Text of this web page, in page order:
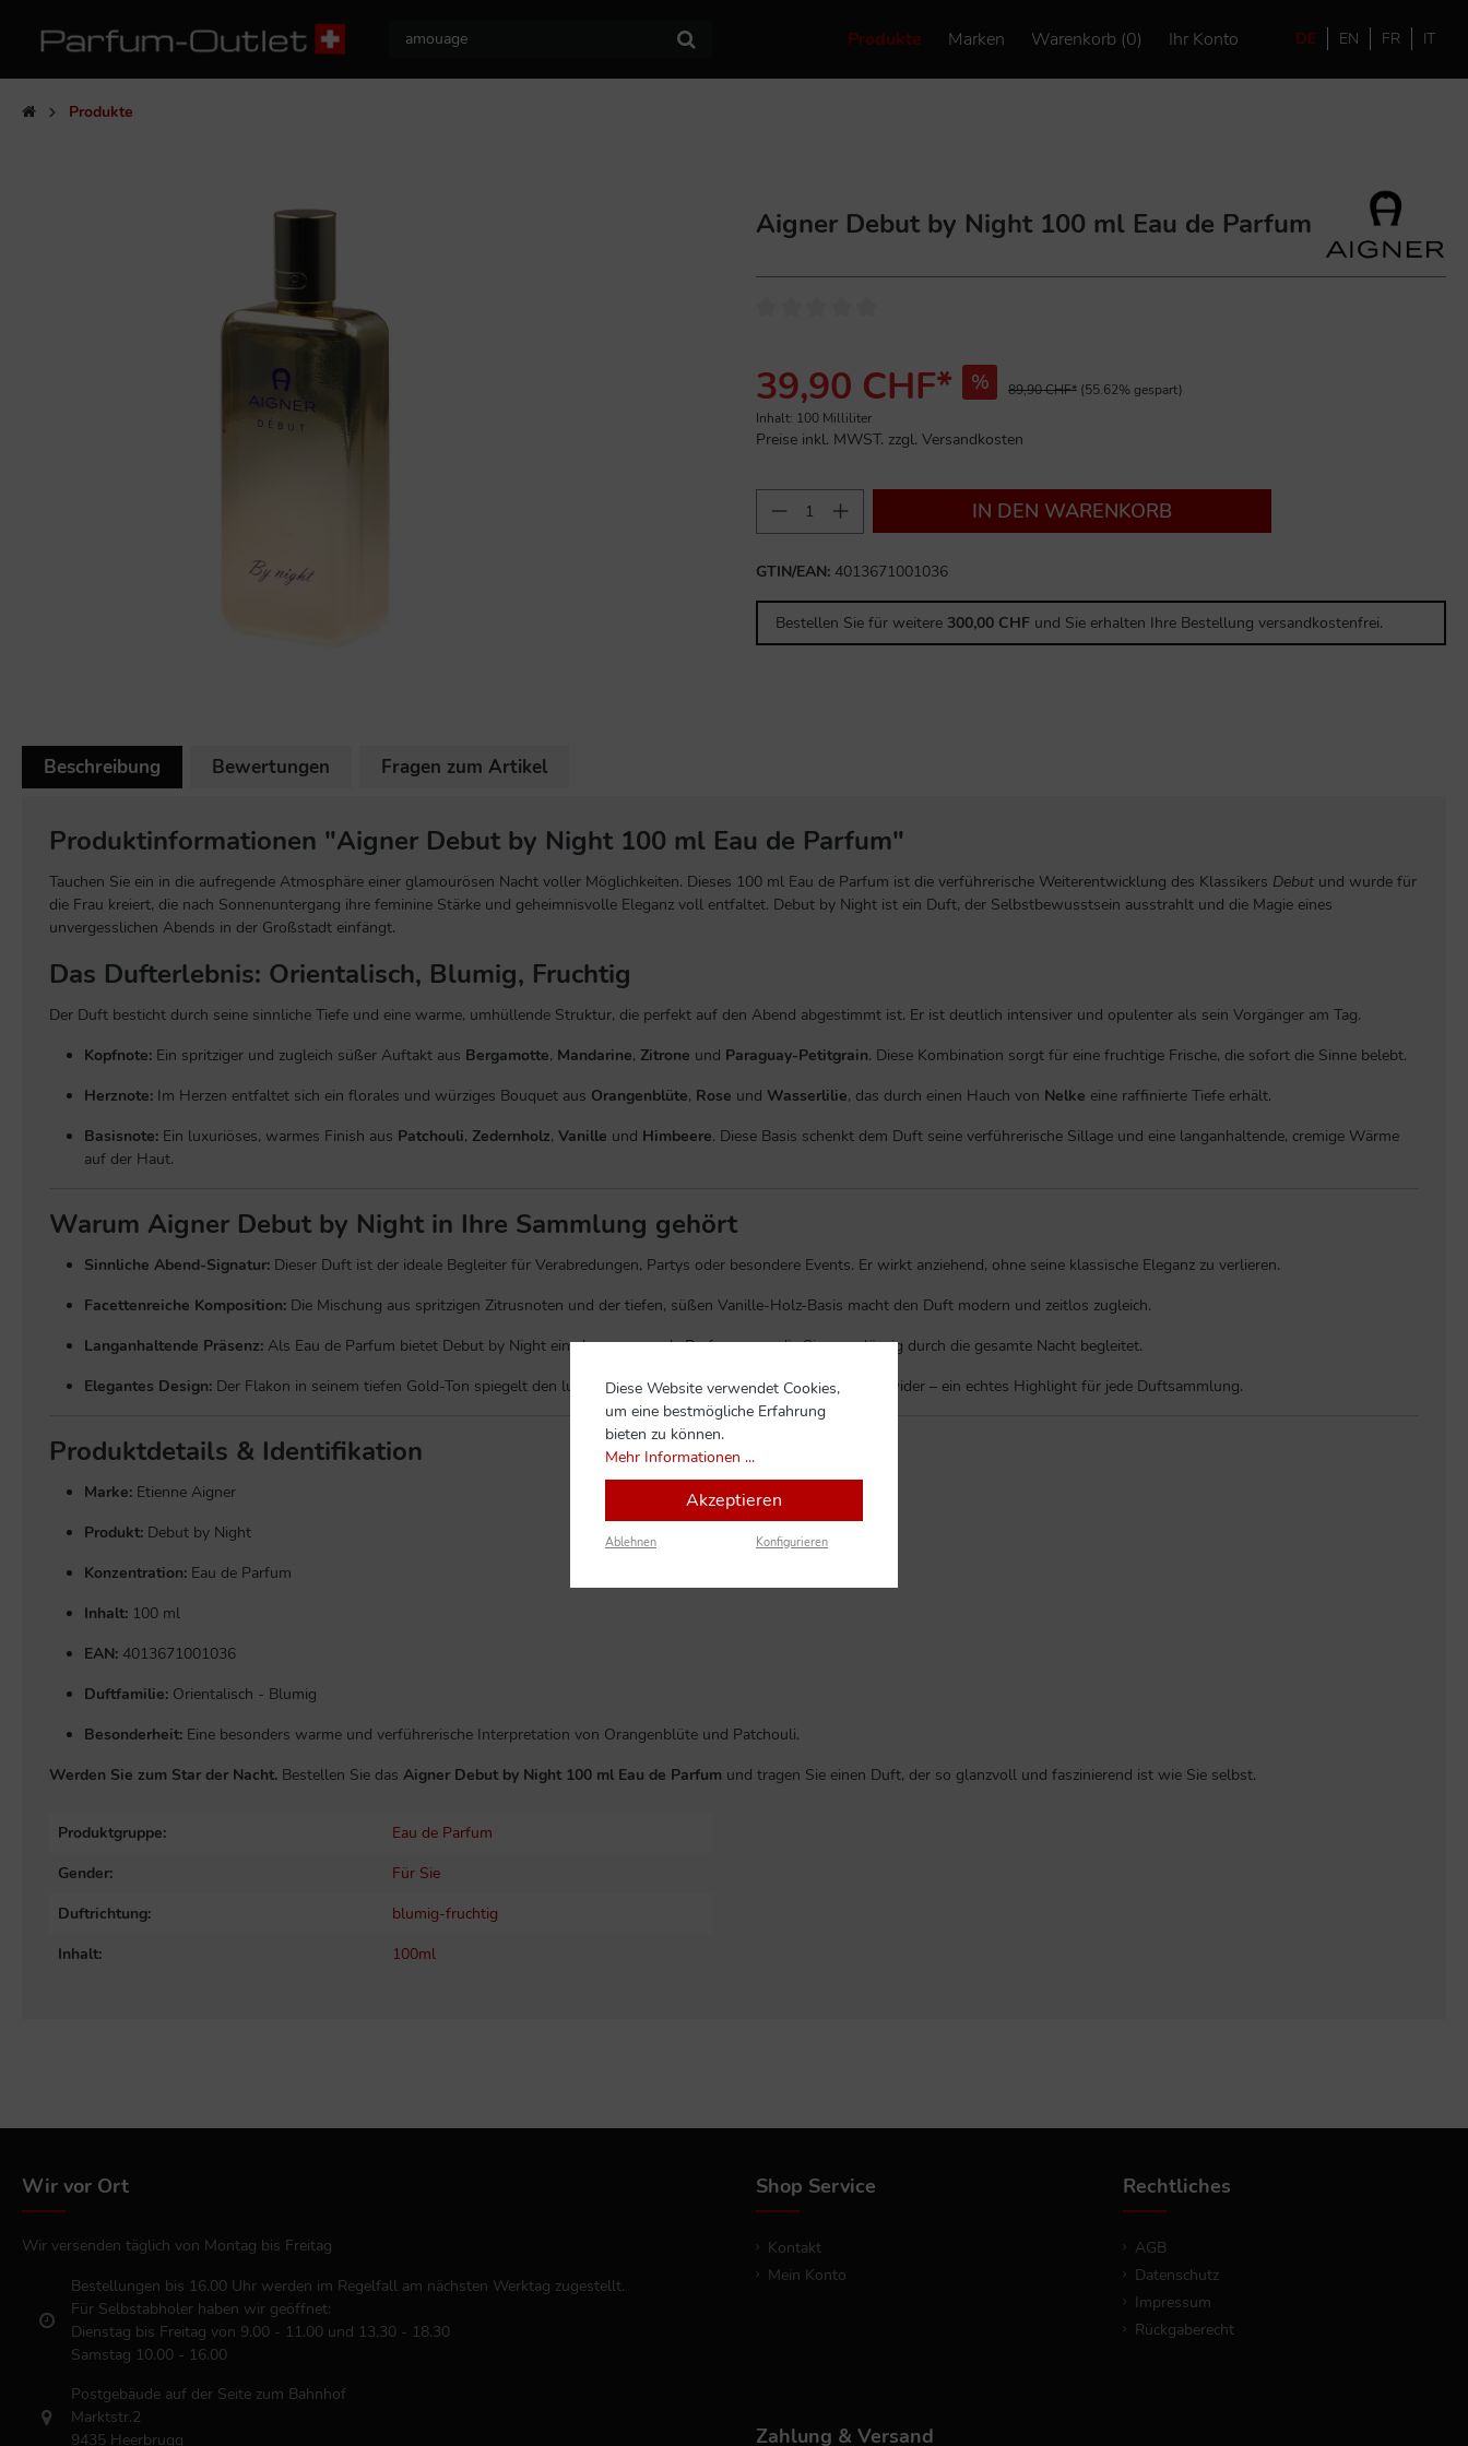
Produkte Marken Warenkorb (0) Ihr Konto DE EN FR IT
Produkte
Aigner Debut by Night 100 ml Eau de Parfum
39,90 CHF* % 89,90 CHF* (55.62% gespart)
Inhalt: 100 Milliliter
Preise inkl. MWST. zzgl. Versandkosten
IN DEN WARENKORB
GTIN/EAN: 4013671001036
Bestellen Sie für weitere 300,00 CHF und Sie erhalten Ihre Bestellung versandkostenfrei.
Beschreibung Bewertungen Fragen zum Artikel
Produktinformationen "Aigner Debut by Night 100 ml Eau de Parfum"
Tauchen Sie ein in die aufregende Atmosphäre einer glamourösen Nacht voller Möglichkeiten. Dieses 100 ml Eau de Parfum ist die verführerische Weiterentwicklung des Klassikers Debut und wurde für
die Frau kreiert, die nach Sonnenuntergang ihre feminine Stärke und geheimnisvolle Eleganz voll entfaltet. Debut by Night ist ein Duft, der Selbstbewusstsein ausstrahlt und die Magie eines
unvergesslichen Abends in der Großstadt einfängt.
Das Dufterlebnis: Orientalisch, Blumig, Fruchtig
Der Duft besticht durch seine sinnliche Tiefe und eine warme, umhüllende Struktur, die perfekt auf den Abend abgestimmt ist. Er ist deutlich intensiver und opulenter als sein Vorgänger am Tag.
Kopfnote: Ein spritziger und zugleich süßer Auftakt aus Bergamotte, Mandarine, Zitrone und Paraguay-Petitgrain. Diese Kombination sorgt für eine fruchtige Frische, die sofort die Sinne belebt.
Herznote: Im Herzen entfaltet sich ein florales und würziges Bouquet aus Orangenblüte, Rose und Wasserlilie, das durch einen Hauch von Nelke eine raffinierte Tiefe erhält.
Basisnote: Ein luxuriöses, warmes Finish aus Patchouli, Zedernholz, Vanille und Himbeere. Diese Basis schenkt dem Duft seine verführerische Sillage und eine langanhaltende, cremige Wärme
auf der Haut.
Warum Aigner Debut by Night in Ihre Sammlung gehört
Sinnliche Abend-Signatur: Dieser Duft ist der ideale Begleiter für Verabredungen, Partys oder besondere Events. Er wirkt anziehend, ohne seine klassische Eleganz zu verlieren.
Facettenreiche Komposition: Die Mischung aus spritzigen Zitrusnoten und der tiefen, süßen Vanille-Holz-Basis macht den Duft modern und zeitlos zugleich.
Langanhaltende Präsenz: Als Eau de Parfum bietet Debut by Night eine hervorragende Performance, die Sie zuverlässig durch die gesamte Nacht begleitet.
Elegantes Design: Der Flakon in seinem tiefen Gold-Ton spiegelt den luxuriösen und festlichen Charakter des Inhalts wider – ein echtes Highlight für jede Duftsammlung.
Produktdetails & Identifikation
Marke: Etienne Aigner
Produkt: Debut by Night
Konzentration: Eau de Parfum
Inhalt: 100 ml
EAN: 4013671001036
Duftfamilie: Orientalisch - Blumig
Besonderheit: Eine besonders warme und verführerische Interpretation von Orangenblüte und Patchouli.
Werden Sie zum Star der Nacht. Bestellen Sie das Aigner Debut by Night 100 ml Eau de Parfum und tragen Sie einen Duft, der so glanzvoll und faszinierend ist wie Sie selbst.
Produktgruppe:
Eau de Parfum
Gender:
Für Sie
Duftrichtung:
blumig-fruchtig
Inhalt:
100ml
Wir vor Ort
Wir versenden täglich von Montag bis Freitag
Bestellungen bis 16.00 Uhr werden im Regelfall am nächsten Werktag zugestellt.
Für Selbstabholer haben wir geöffnet:
Dienstag bis Freitag von 9.00 - 11.00 und 13.30 - 18.30
Samstag 10.00 - 16.00
Postgebäude auf der Seite zum Bahnhof
Marktstr.2
9435 Heerbrugg
Shop Service
Kontakt
Mein Konto
Rechtliches
AGB
Datenschutz
Impressum
Rückgaberecht
Zahlung & Versand
Diese Website verwendet Cookies,
um eine bestmögliche Erfahrung
bieten zu können.
Mehr Informationen ...
Akzeptieren
Ablehnen Konfigurieren